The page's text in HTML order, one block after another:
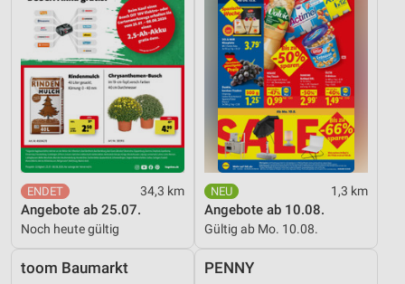
34,3 km
Angebote ab 25.07.
Noch heute gültig
1,3 km
Angebote ab 10.08.
Gültig ab Mo. 10.08.
toom Baumarkt PENNY